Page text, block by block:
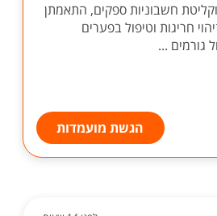
חשבוניות ספקים, התאמתן
חריגות וטיפול בפערים
גורמים ...
הגשת מועמדות